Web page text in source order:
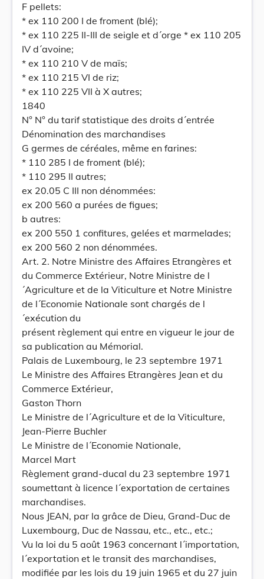
F pellets:
* ex 110 200 I de froment (blé);
* ex 110 225 II-III de seigle et d´orge * ex 110 205
IV d´avoine;
* ex 110 210 V de maïs;
* ex 110 215 VI de riz;
* ex 110 225 VII à X autres;
1840
N° N° du tarif statistique des droits d´entrée
Dénomination des marchandises
G germes de céréales, même en farines:
* 110 285 I de froment (blé);
* 110 295 II autres;
ex 20.05 C III non dénommées:
ex 200 560 a purées de figues;
b autres:
ex 200 550 1 confitures, gelées et marmelades;
ex 200 560 2 non dénommées.
Art. 2. Notre Ministre des Affaires Etrangères et
du Commerce Extérieur, Notre Ministre de l
´Agriculture et de la Viticulture et Notre Ministre
de l´Economie Nationale sont chargés de l
´exécution du
présent règlement qui entre en vigueur le jour de
sa publication au Mémorial.
Palais de Luxembourg, le 23 septembre 1971
Le Ministre des Affaires Etrangères Jean et du
Commerce Extérieur,
Gaston Thorn
Le Ministre de l´Agriculture et de la Viticulture,
Jean-Pierre Buchler
Le Ministre de l´Economie Nationale,
Marcel Mart
Règlement grand-ducal du 23 septembre 1971
soumettant à licence l´exportation de certaines
marchandises.
Nous JEAN, par la grâce de Dieu, Grand-Duc de
Luxembourg, Duc de Nassau, etc., etc., etc.;
Vu la loi du 5 août 1963 concernant l´importation,
l´exportation et le transit des marchandises,
modifiée par les lois du 19 juin 1965 et du 27 juin